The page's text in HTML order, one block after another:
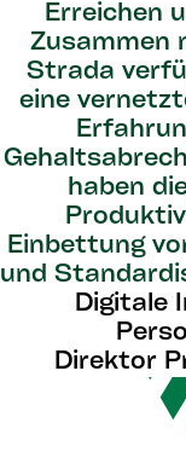
Erreichen
Zusammen
Strada
eine
haben
Einbettung
und
Digitale
Direktor